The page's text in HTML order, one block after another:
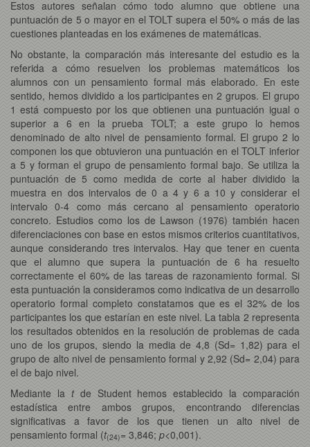
Estos autores señalan cómo todo alumno que obtiene una
puntuación de 5 o mayor en el TOLT supera el 50% o más de las
cuestiones planteadas en los exámenes de matemáticas.
No obstante, la comparación más interesante del estudio es la
referida a cómo resuelven los problemas matemáticos los
alumnos con un pensamiento formal más elaborado. En este
sentido, hemos dividido a los participantes en 2 grupos. El grupo
1 está compuesto por los que obtienen una puntuación igual o
superior a 6 en la prueba TOLT; a este grupo lo hemos
denominado de alto nivel de pensamiento formal. El grupo 2 lo
componen los que obtuvieron una puntuación en el TOLT inferior
a 5 y forman el grupo de pensamiento formal bajo. Se utiliza la
puntuación de 5 como medida de corte al haber dividido la
muestra en dos intervalos de 0 a 4 y 6 a 10 y considerar el
intervalo 0-4 como más cercano al pensamiento operatorio
concreto. Estudios como los de Lawson (1976) también hacen
diferenciaciones con base en estos mismos criterios cuantitativos,
aunque considerando tres intervalos. Hay que tener en cuenta
que el alumno que supera la puntuación de 6 ha resuelto
correctamente el 60% de las tareas de razonamiento formal. Si
esta puntuación la consideramos como indicativa de un desarrollo
operatorio formal completo constatamos que es el 32% de los
participantes los que estarían en este nivel. La tabla 2 representa
los resultados obtenidos en la resolución de problemas de cada
uno de los grupos, siendo la media de 4,8 (Sd= 1,82) para el
grupo de alto nivel de pensamiento formal y 2,92 (Sd= 2,04) para
el de bajo nivel.
Mediante la tde Student hemos establecido la comparación
estadística entre ambos grupos, encontrando diferencias
significativas a favor de los que tienen un alto nivel de
pensamiento formal (t(24)= 3,846; p<0,001).